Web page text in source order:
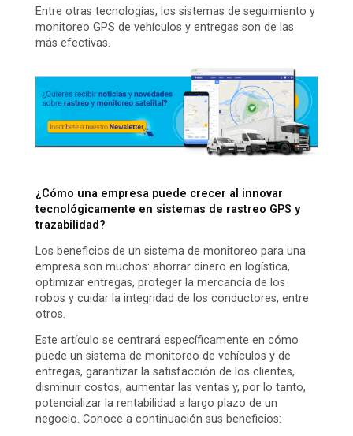
Entre otras tecnologías, los sistemas de seguimiento y
monitoreo GPS de vehículos y entregas son de las
más efectivas.
¿Cómo una empresa puede crecer al innovar
tecnológicamente en sistemas de rastreo GPS y
trazabilidad?
Los beneficios de un sistema de monitoreo para una
empresa son muchos: ahorrar dinero en logística,
optimizar entregas, proteger la mercancía de los
robos y cuidar la integridad de los conductores, entre
otros.
Este artículo se centrará específicamente en cómo
puede un sistema de monitoreo de vehículos y de
entregas, garantizar la satisfacción de los clientes,
disminuir costos, aumentar las ventas y, por lo tanto,
potencializar la rentabilidad a largo plazo de un
negocio. Conoce a continuación sus beneficios: